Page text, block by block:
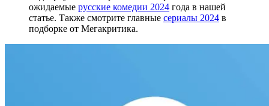
ожидаемые русские комедии 2024 года в нашей
статье. Также смотрите главные сериалы 2024 в
подборке от Мегакритика.